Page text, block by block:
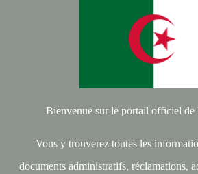
Bienvenue sur le portail officiel de
Vous y trouverez toutes les
documents administratifs, réclamations,